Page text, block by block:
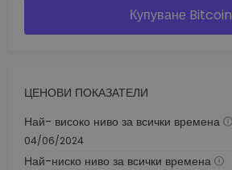
Купуване Bitcoin
ЦЕНОВИ ПОКАЗАТЕЛИ
Най- високо ниво за всички времена
04/06/2024
Най-ниско ниво за всички времена